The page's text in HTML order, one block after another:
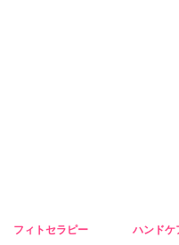
フィトセラピー ハンドケ